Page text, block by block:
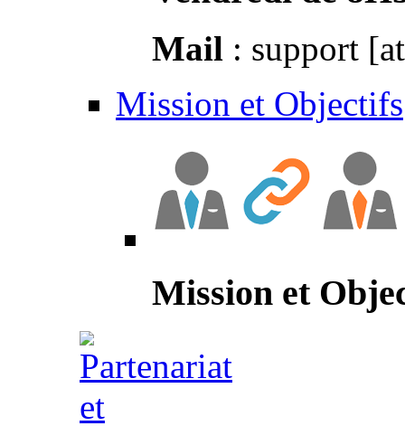
Mail : support
Mission et Objectifs
Mission et